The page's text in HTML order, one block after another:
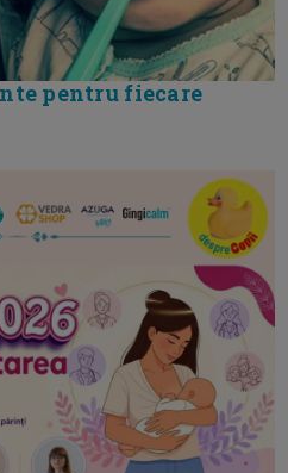
pentru fiecare